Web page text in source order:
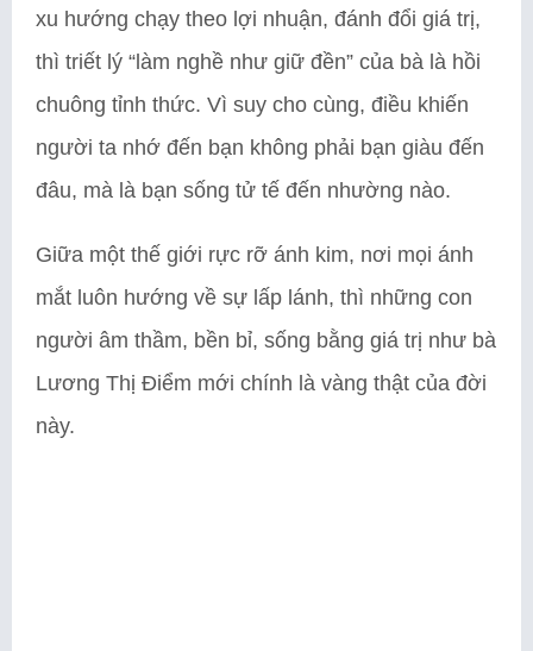
xu hướng chạy theo lợi nhuận, đánh đổi giá trị,
thì triết lý “làm nghề như giữ đền” của bà là hồi
chuông tỉnh thức. Vì suy cho cùng, điều khiến
người ta nhớ đến bạn không phải bạn giàu đến
đâu, mà là bạn sống tử tế đến nhường nào.
Giữa một thế giới rực rỡ ánh kim, nơi mọi ánh
mắt luôn hướng về sự lấp lánh, thì những con
người âm thầm, bền bỉ, sống bằng giá trị như bà
Lương Thị Điểm mới chính là vàng thật của đời
này.